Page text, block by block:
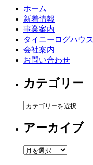
ホーム
新着情報
事業案内
タイニーログハウス
会社案内
お問い合わせ
カテゴリー
カ
ゴ
ー
アーカイブ
ア